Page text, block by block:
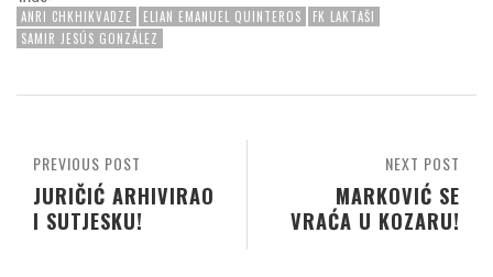
ANRI CHKHIKVADZE ELIAN EMANUEL QUINTEROS
FK LAKTAŠI
SAMIR JESÚS GONZÁLEZ
NEXT POST
MARKOVIĆ SE
VRAĆA U KOZARU!
PREVIOUS POST
JURIČIĆ ARHIVIRAO
I SUTJESKU!